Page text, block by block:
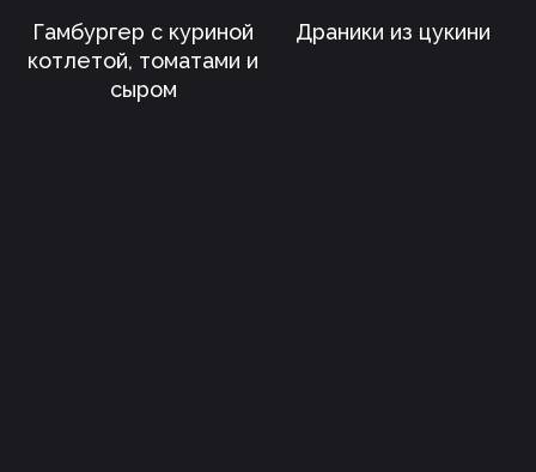
Гамбургер с куриной
котлетой, томатами и
сыром
Драники из цукини